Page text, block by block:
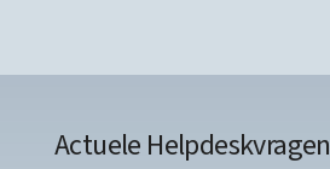
Actuele Helpdeskvragen